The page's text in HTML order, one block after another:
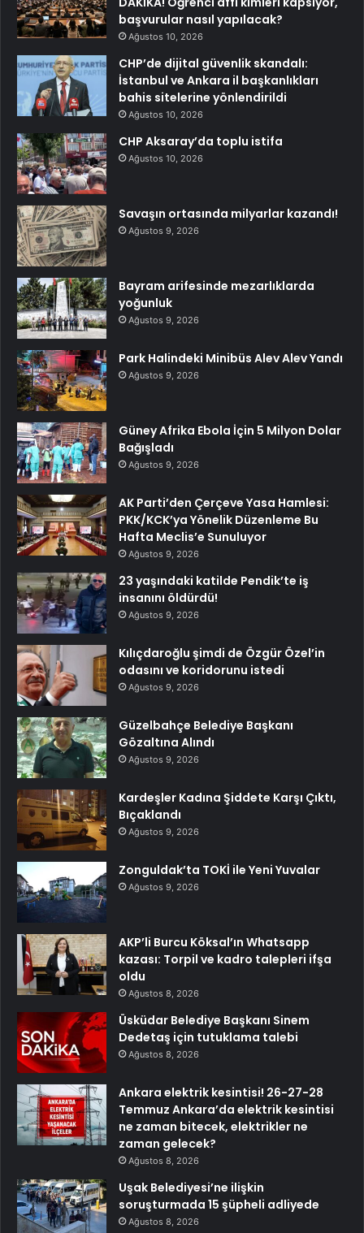
başvurular nasıl yapılacak?
Ağustos 10, 2026
CHP’de dijital güvenlik skandalı:
İstanbul ve Ankara il başkanlıkları
bahis sitelerine yönlendirildi
Ağustos 10, 2026
CHP Aksaray’da toplu istifa
Ağustos 10, 2026
Savaşın ortasında milyarlar kazandı!
Ağustos 9, 2026
Bayram arifesinde mezarlıklarda
yoğunluk
Ağustos 9, 2026
Park Halindeki Minibüs Alev Alev Yandı
Ağustos 9, 2026
Güney Afrika Ebola İçin 5 Milyon Dolar
Bağışladı
Ağustos 9, 2026
AK Parti’den Çerçeve Yasa Hamlesi:
PKK/KCK’ya Yönelik Düzenleme Bu
Hafta Meclis’e Sunuluyor
Ağustos 9, 2026
23 yaşındaki katilde Pendik’te iş
insanını öldürdü!
Ağustos 9, 2026
Kılıçdaroğlu şimdi de Özgür Özel’in
odasını ve koridorunu istedi
Ağustos 9, 2026
Güzelbahçe Belediye Başkanı
Gözaltına Alındı
Ağustos 9, 2026
Kardeşler Kadına Şiddete Karşı Çıktı,
Bıçaklandı
Ağustos 9, 2026
Zonguldak’ta TOKİ ile Yeni Yuvalar
Ağustos 9, 2026
AKP’li Burcu Köksal’ın Whatsapp
kazası: Torpil ve kadro talepleri ifşa
oldu
Ağustos 8, 2026
Üsküdar Belediye Başkanı Sinem
Dedetaş için tutuklama talebi
Ağustos 8, 2026
Ankara elektrik kesintisi! 26-27-28
Temmuz Ankara’da elektrik kesintisi
ne zaman bitecek, elektrikler ne
zaman gelecek?
Ağustos 8, 2026
Uşak Belediyesi’ne ilişkin
soruşturmada 15 şüpheli adliyede
Ağustos 8, 2026